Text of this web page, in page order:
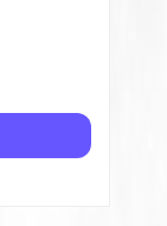
NSFW